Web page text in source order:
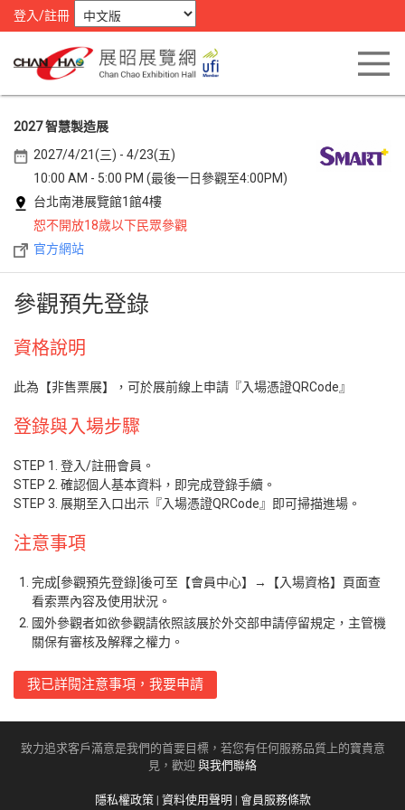
登入/註冊
2027 智慧製造展
2027/4/21(三) - 4/23(五)
10:00 AM - 5:00 PM (最後一日參觀至4:00PM)
台北南港展覽館1館4樓
恕不開放18歲以下民眾參觀
官方網站
參觀預先登錄
資格說明
此為【非售票展】，可於展前線上申請『入場憑證QRCode』
登錄與入場步驟
STEP 1. 登入/註冊會員。
STEP 2. 確認個人基本資料，即完成登錄手續。
STEP 3. 展期至入口出示『入場憑證QRCode』即可掃描進場。
注意事項
完成[參觀預先登錄]後可至【會員中心】→【入場資格】頁面查
看索票內容及使用狀況。
國外參觀者如欲參觀請依照該展於外交部申請停留規定，主管機
關保有審核及解釋之權力。
我已詳閱注意事項，我要申請
致力追求客戶滿意是我們的首要目標，若您有任何服務品質上的寶貴意
見，歡迎 與我們聯絡
隱私權政策| 資料使用聲明 | 會員服務條款